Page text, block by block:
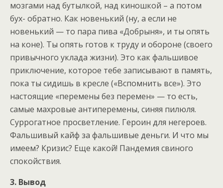
мозгами над бутылкой, над киношкой – а потом
бух- обратно. Как новенький (ну, а если не
новенький — то пара пива «Добрыня», и ты опять
на коне). Ты опять готов к труду и обороне (своего
привычного уклада жизни). Это как фальшивое
приключение, которое тебе записывают в память,
пока ты сидишь в кресле («Вспомнить все»). Это
настоящие «перемены без перемен» — то есть,
самые махровые антиперемены, синяя пилюля.
Суррогатное просветление. Героин для негероев.
Фальшивый кайф за фальшивые деньги. И что мы
имеем? Кризис? Еще какой! Пандемия свиного
спокойствия.
3. Вывод